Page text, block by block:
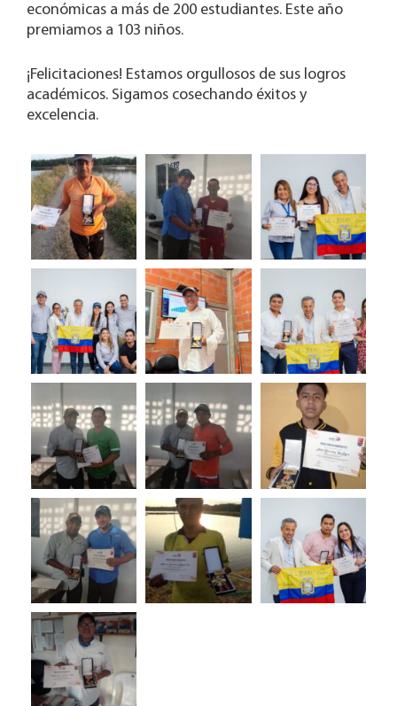
económicas a más de 200 estudiantes. Este año
premiamos a 103 niños.
¡Felicitaciones! Estamos orgullosos de sus logros
académicos. Sigamos cosechando éxitos y
excelencia.